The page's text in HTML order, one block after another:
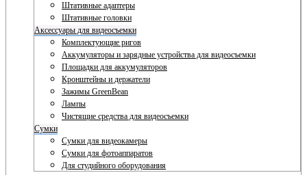
Штативные адаптеры
Штативные головки
Аксессуары для видеосъемки
Комплектующие ригов
Аккумуляторы и зарядные устройства для видеосъемки
Площадки для аккумуляторов
Кронштейны и держатели
Зажимы GreenBean
Лампы
Чистящие средства для видеосъемки
Сумки
Сумки для видеокамеры
Сумки для фотоаппаратов
Для студийного оборудования